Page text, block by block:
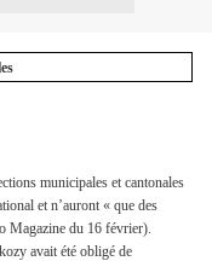
municipales et cantonales
et n’auront « que des
Magazine du 16 février).
avait été obligé de